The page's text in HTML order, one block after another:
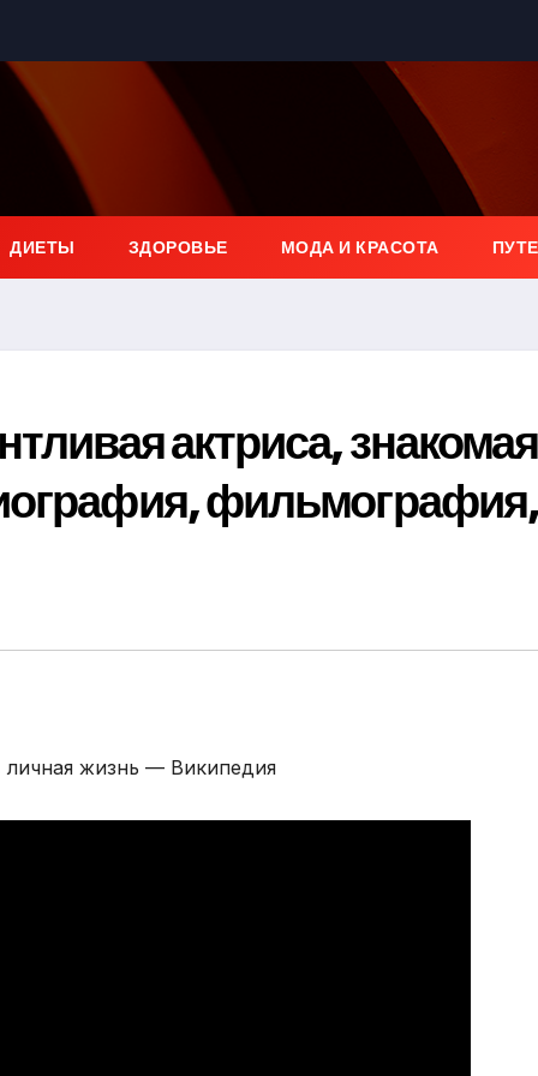
ДИЕТЫ ЗДОРОВЬЕ МОДА И КРАСОТА
актриса, знакомая